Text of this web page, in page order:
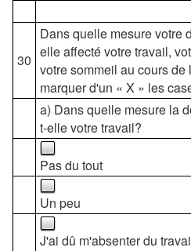
30
Dans quelle mesure votre
elle affecté votre travail,
votre sommeil au cours
marquer d'un « X » les
a) Dans quelle mesure la
t-elle votre travail?
Pas du tout
Un peu
J'ai dû m'absenter du